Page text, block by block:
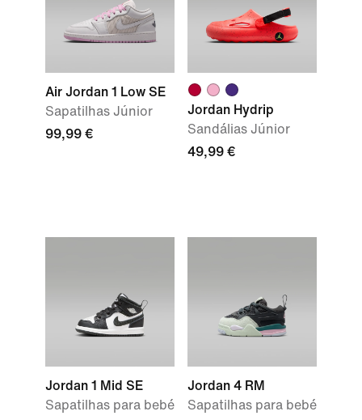
Air Jordan 1 Low SE
Sapatilhas Júnior
99,99 €
Jordan Hydrip
Sandálias Júnior
49,99 €
Jordan 1 Mid SE
Sapatilhas para bebé
Jordan 4 RM
Sapatilhas para bebé